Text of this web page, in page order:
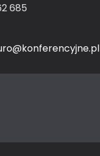
685